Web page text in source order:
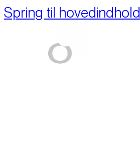
Spring til hovedindhold